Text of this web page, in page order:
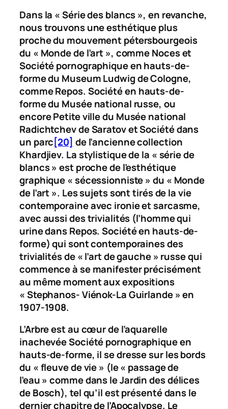
Dans la « Série des blancs », en revanche,
nous trouvons une esthétique plus
proche du mouvement pétersbourgeois
du « Monde de l’art », commeNoceset
Société pornographique en hauts-de-
formedu Museum Ludwig de Cologne,
commeRepos. Société en hauts-de-
formedu Musée national russe, ou
encorePetite villedu Musée national
Radichtchev de Saratov etSociété dans
un parc[20] de l’ancienne collection
Khardjiev. La stylistique de la « série de
blancs » est proche de l’esthétique
graphique « sécessionniste » du « Monde
de l’art ». Les sujets sont tirés de la vie
contemporaine avec ironie et sarcasme,
avec aussi des trivialités (l’homme qui
urine dansRepos. Société en hauts-de-
forme) qui sont contemporaines des
trivialités de « l’art de gauche » russe qui
commence à se manifester précisément
au même moment aux expositions
« Stephanos- Viénok-La Guirlande » en
1907-1908.
L’Arbre est au cœur de l’aquarelle
inachevéeSociété pornographique en
hauts-de-forme, il se dresse sur les bords
du « fleuve de vie » (le « passage de
l’eau » comme dans leJardin des délices
de Bosch), tel qu’il est présenté dans le
dernier chapitre de l’Apocalypse. Le